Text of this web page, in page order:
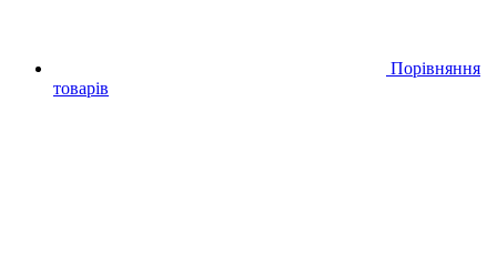
Порівняння
товарів